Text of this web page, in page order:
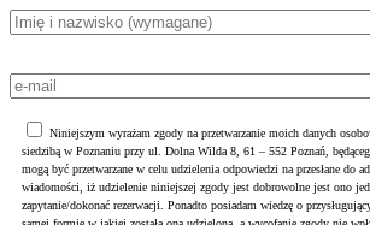
Niniejszym wyrażam zgody na przetwarzanie moich danych
siedzibą w Poznaniu przy ul. Dolna Wilda 8, 61 – 552 Poznań,
mogą być przetwarzane w celu udzielenia odpowiedzi na przesłane
wiadomości, iż udzielenie niniejszej zgody jest dobrowolne jest ono
zapytanie/dokonać rezerwacji. Ponadto posiadam wiedzę o